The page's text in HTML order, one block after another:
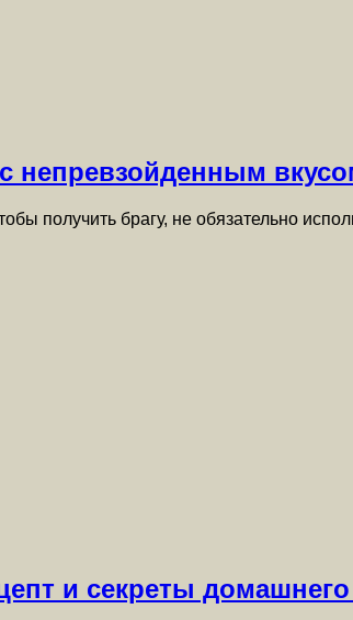
непревзойденным
получить брагу, не обязательно
и секреты